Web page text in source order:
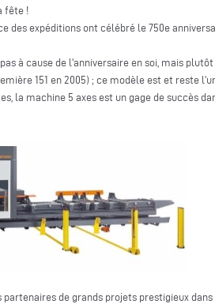
fête !
des expéditions ont célébré le 750e
à cause de l'anniversaire en soi, mais
151 en 2005) ; ce modèle est et reste
la machine 5 axes est un gage de succès
partenaires de grands projets prestigieux